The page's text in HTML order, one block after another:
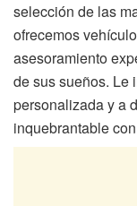
selección de las
ofrecemos
asesoramiento
de sus sueños. Le
personalizada y a
inquebrantable